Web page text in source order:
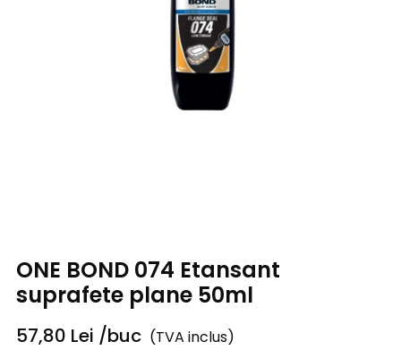
ONE BOND 074 Etansant
suprafete plane 50ml
57,80 Lei /buc (TVA inclus)